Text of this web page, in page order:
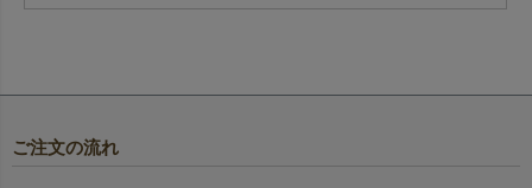
ご注文の流れ